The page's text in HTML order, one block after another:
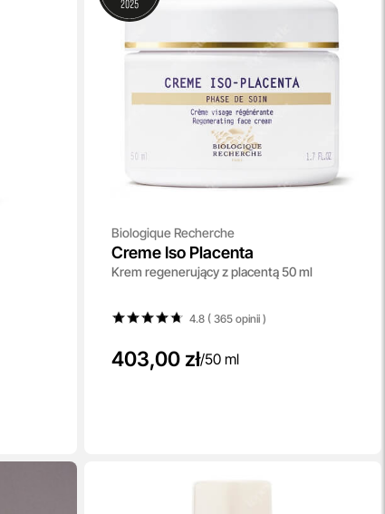
Biologique Recherche
Creme Iso Placenta
Krem regenerujący z placentą 50 ml
4.8 ( 365opinii)
403,00 zł/50 ml